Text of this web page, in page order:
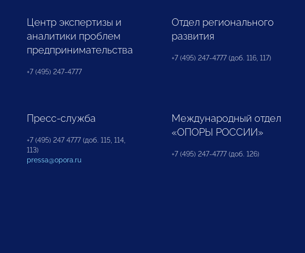
Центр экспертизы и
аналитики проблем
предпринимательства
+7 (495) 247-4777
Отдел регионального
развития
+7 (495) 247-4777 (доб. 116, 117)
Пресс-служба
+7 (495) 247 4777 (доб. 115, 114,
113)
pressa@opora.ru
Международный отдел
«ОПОРЫ РОССИИ»
+7 (495) 247-4777 (доб. 126)